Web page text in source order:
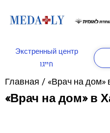
Экстренный центр
חייגו
«Врач на дом» в
Главная / «Врач на